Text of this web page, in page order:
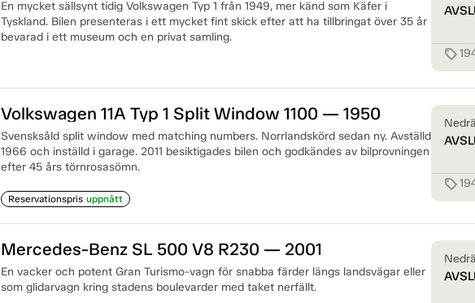
En mycket sällsynt tidig Volkswagen Typ 1 från 1949, mer känd som Käfer i
Tyskland. Bilen presenteras i ett mycket fint skick efter att ha tillbringat över 35 år
bevarad i ett museum och en privat samling.
sell
Volkswagen 11A Typ 1 Split Window 1100 — 1950
Svensksåld split window med matching numbers. Norrlandskörd sedan ny. Avställd
1966 och inställd i garage. 2011 besiktigades bilen och godkändes av bilprovningen
efter 45 års törnrosasömn.
Reservationspris uppnått
sell
Mercedes-Benz SL 500 V8 R230 — 2001
En vacker och potent Gran Turismo-vagn för snabba färder längs landsvägar eller
som glidarvagn kring stadens boulevarder med taket nerfällt.